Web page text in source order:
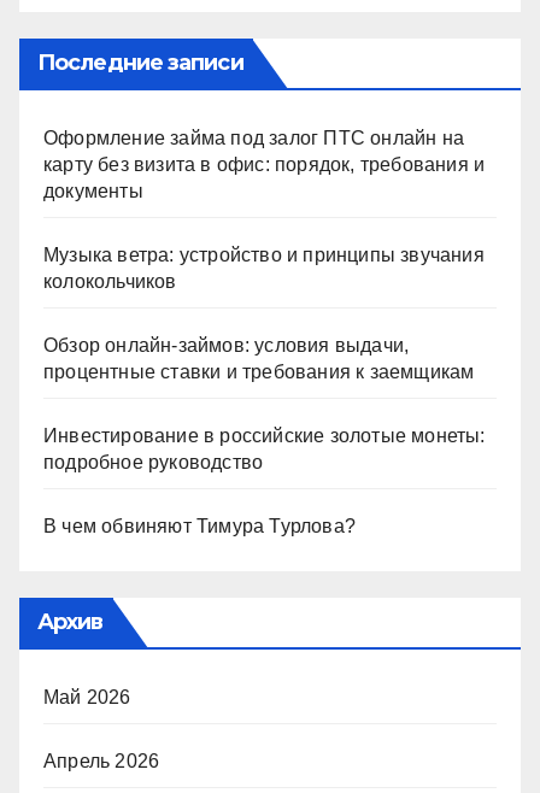
ki
Последние записи
Оформление займа под залог ПТС онлайн на
карту без визита в офис: порядок, требования и
документы
Музыка ветра: устройство и принципы звучания
колокольчиков
Обзор онлайн-займов: условия выдачи,
процентные ставки и требования к заемщикам
Инвестирование в российские золотые монеты:
подробное руководство
В чем обвиняют Тимура Турлова?
Архив
Май 2026
Апрель 2026